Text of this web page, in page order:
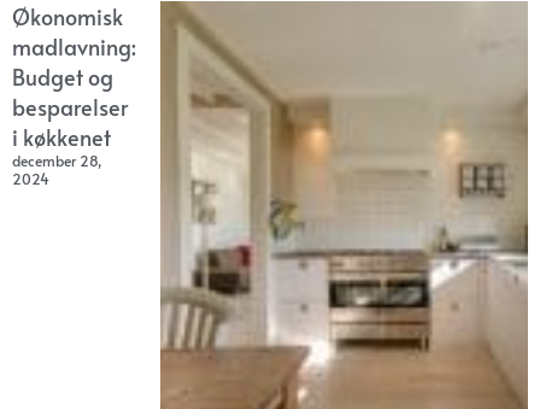
Økonomisk
madlavning:
Budget og
besparelser
i køkkenet
december 28,
2024